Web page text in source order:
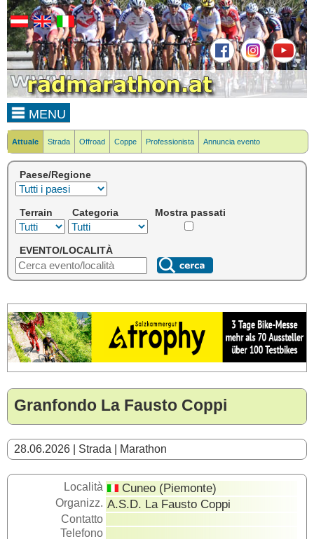
MENU
Attuale Strada Offroad Coppe Professionista Annuncia evento
Paese/Regione
Terrain Categoria Mostra passati
EVENTO/LOCALITÀ
Granfondo La Fausto Coppi
28.06.2026 | Strada | Marathon
Località Cuneo (Piemonte)
Organizz. A.S.D. La Fausto Coppi
Contatto
Telefono